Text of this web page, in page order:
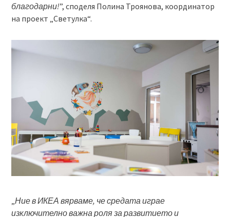
благодарни!”, споделя Полина Троянова, координатор
на проект „Светулка“.
„Ние в ИКЕА вярваме, че средата играе
изключително важна роля за развитието и